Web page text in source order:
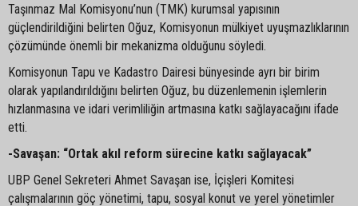
Taşınmaz Mal Komisyonu’nun (TMK) kurumsal yapısının
güçlendirildiğini belirten Oğuz, Komisyonun mülkiyet uyuşmazlıklarının
çözümünde önemli bir mekanizma olduğunu söyledi.
Komisyonun Tapu ve Kadastro Dairesi bünyesinde ayrı bir birim
olarak yapılandırıldığını belirten Oğuz, bu düzenlemenin işlemlerin
hızlanmasına ve idari verimliliğin artmasına katkı sağlayacağını ifade
etti.
-Savaşan: “Ortak akıl reform sürecine katkı sağlayacak”
UBP Genel Sekreteri Ahmet Savaşan ise, İçişleri Komitesi
çalışmalarının göç yönetimi, tapu, sosyal konut ve yerel yönetimler